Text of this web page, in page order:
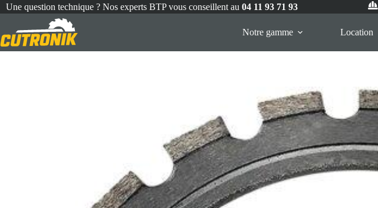
Une question technique ? Nos experts BTP vous conseillent au 04 11 93 71 93
Notre gamme Location